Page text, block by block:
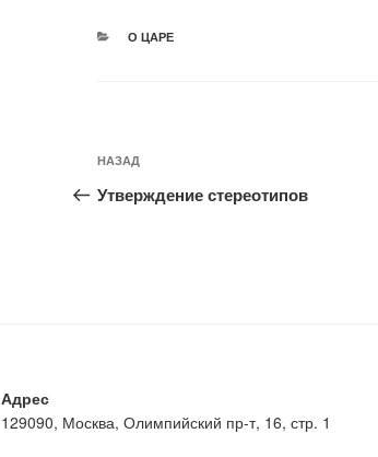
РУБРИКИ
О ЦАРЕ
Навигация
по
Предыдущая
запись:
НАЗАД
Утверждение стереотипов
Адрес
129090, Москва, Олимпийский пр-т, 16, стр. 1